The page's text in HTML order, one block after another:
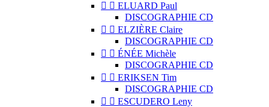
  ELUARD Paul
DISCOGRAPHIE CD
  ELZIÈRE Claire
DISCOGRAPHIE CD
  ÉNÉE Michèle
DISCOGRAPHIE CD
  ERIKSEN Tim
DISCOGRAPHIE CD
  ESCUDERO Leny